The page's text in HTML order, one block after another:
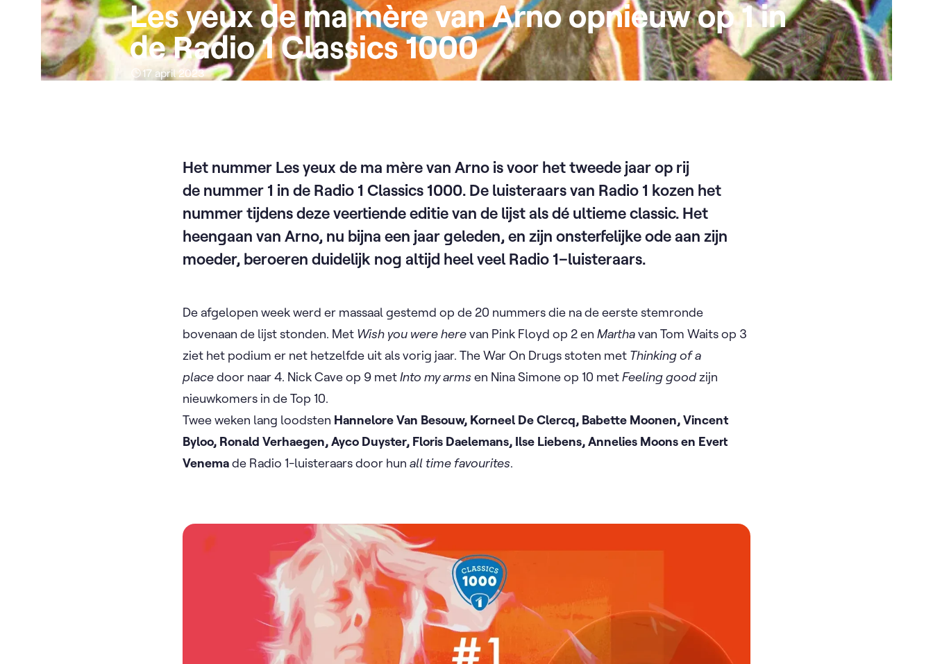
Les yeux de ma mère van Arno opnieuw op 1 in
de Radio 1 Classics 1000
17 april 2023
Het nummer Les yeux de ma mère van Arno is voor het tweede jaar op rij
de nummer 1 in de Radio 1 Classics 1000. De luisteraars van Radio 1 kozen het
nummer tijdens deze veertiende editie van de lijst als dé ultieme classic. Het
heengaan van Arno, nu bijna een jaar geleden, en zijn onsterfelijke ode aan zijn
moeder, beroeren duidelijk nog altijd heel veel Radio 1–luisteraars.
De afgelopen week werd er massaal gestemd op de 20 nummers die na de eerste stemronde
bovenaan de lijst stonden. Met Wish you were herevan Pink Floyd op 2 enMarthavan Tom Waits op 3
ziet het podium er net hetzelfde uit als vorig jaar. The War On Drugs stoten met Thinking of a
placedoor naar 4. Nick Cave op 9 metInto my armsen Nina Simone op 10 metFeeling goodzijn
nieuwkomers in de Top 10.
Twee weken lang loodsten Hannelore Van Besouw, Korneel De Clercq, Babette Moonen, Vincent
Byloo, Ronald Verhaegen, Ayco Duyster, Floris Daelemans, Ilse Liebens, Annelies Moons en Evert
Venemade Radio 1-luisteraars door hunall time favourites.